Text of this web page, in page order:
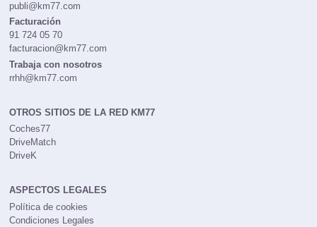
publi@km77.com
Facturación
91 724 05 70
facturacion@km77.com
Trabaja con nosotros
rrhh@km77.com
OTROS SITIOS DE LA RED KM77
Coches77
DriveMatch
DriveK
ASPECTOS LEGALES
Política de cookies
Condiciones Legales